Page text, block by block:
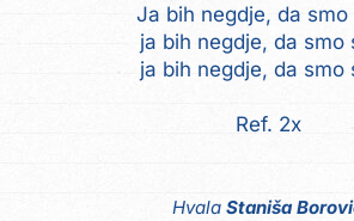
Ja bih negdje, da smo
ja bih negdje, da smo
ja bih negdje, da smo
Ref. 2x
Hvala Staniša